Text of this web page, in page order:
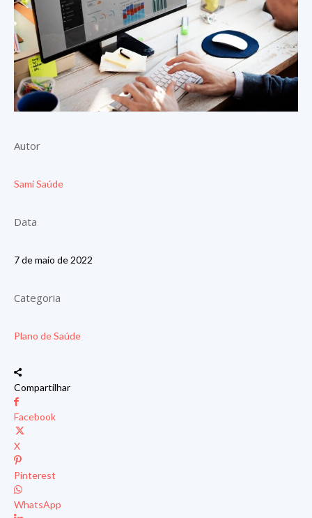
Autor
Sami Saúde
Data
7 de maio de 2022
Categoria
Plano de Saúde
Compartilhar
Facebook
X
Pinterest
WhatsApp